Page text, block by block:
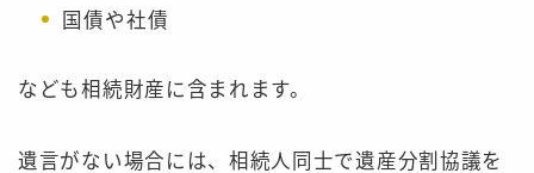
国債や社債
なども相続財産に含まれます。
遺言がない場合には、相続人同士で遺産分割協議を